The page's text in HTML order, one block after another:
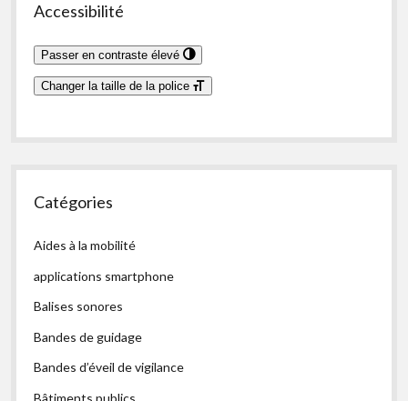
Accessibilité
Passer en contraste élevé
Changer la taille de la police
Catégories
Aides à la mobilité
applications smartphone
Balises sonores
Bandes de guidage
Bandes d’éveil de vigilance
Bâtiments publics